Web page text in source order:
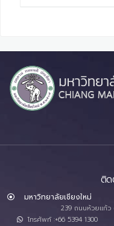
ติด
มหาวิทยาลัยเชียงใหม่
239 ถนนห้วยแก้ว
โทรศัพท์ :+66 5394 1300